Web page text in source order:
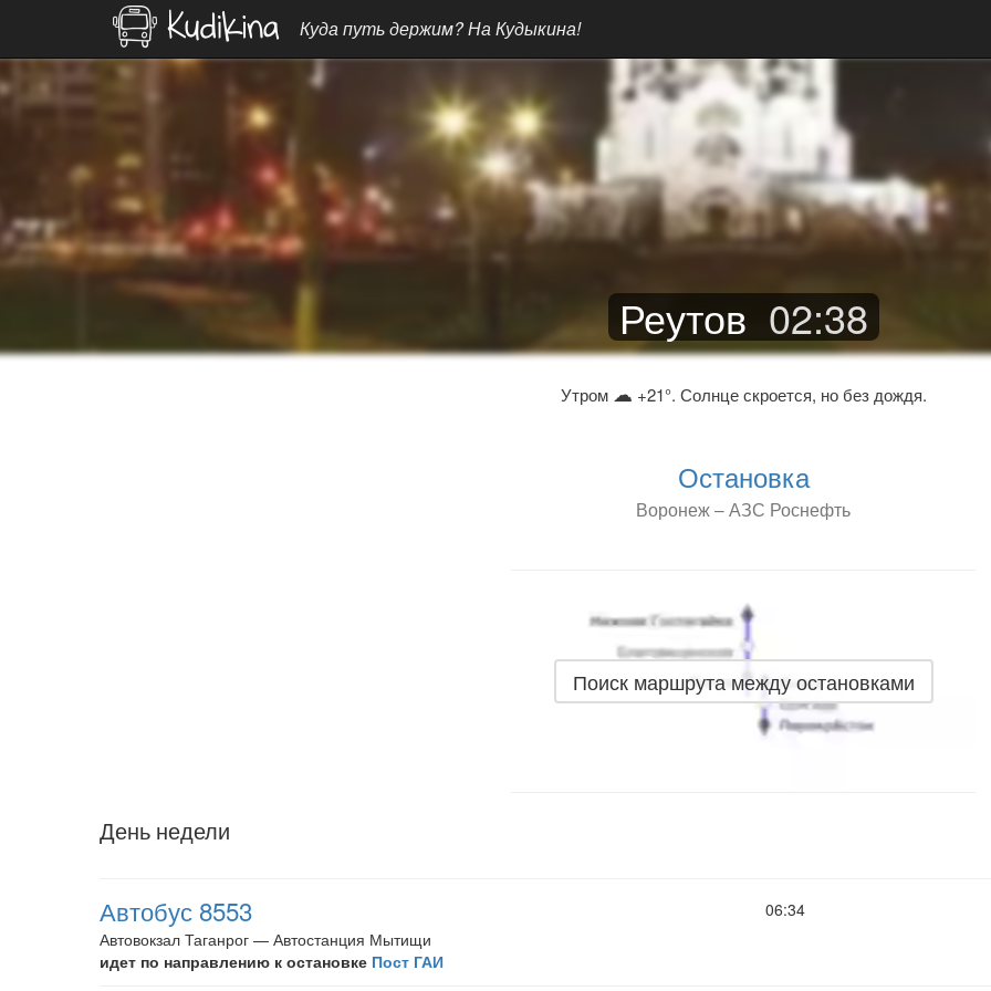
Куда путь держим? На Кудыкина!
Реутов 02:38
Утром ☁ +21°. Солнце скроется, но без дождя.
Остановка
Воронеж – АЗС Роснефть
Поиск маршрута между остановками
День недели
Автобус 8553
Автовокзал Таганрог — Автостанция Мытищи
идет по направлению к остановке Пост ГАИ
06:34